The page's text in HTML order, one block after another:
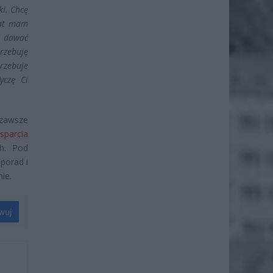
Chcę
mam
dawać
Ci
Pod
i